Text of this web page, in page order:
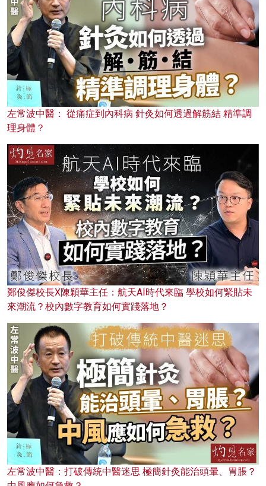
左常波中醫： 從痛症到內科病 針灸如何透過解筋結 精準調
理身體？
鄭俊傑校長X陳穎華主任：航天AI時代來臨 學校如何緊貼未
來潮流？校內數字教育如何實踐落地？
左常波中醫：打破傳統中醫迷思 極簡針灸能治頭暈、胃脹？